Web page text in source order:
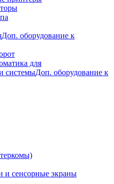
Доп. оборудование к
для
системыДоп. оборудование к
и сенсорные экраны